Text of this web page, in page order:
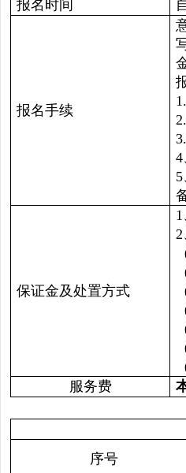
报名时间
报名手续
保证金及处置方式
服务费
序号